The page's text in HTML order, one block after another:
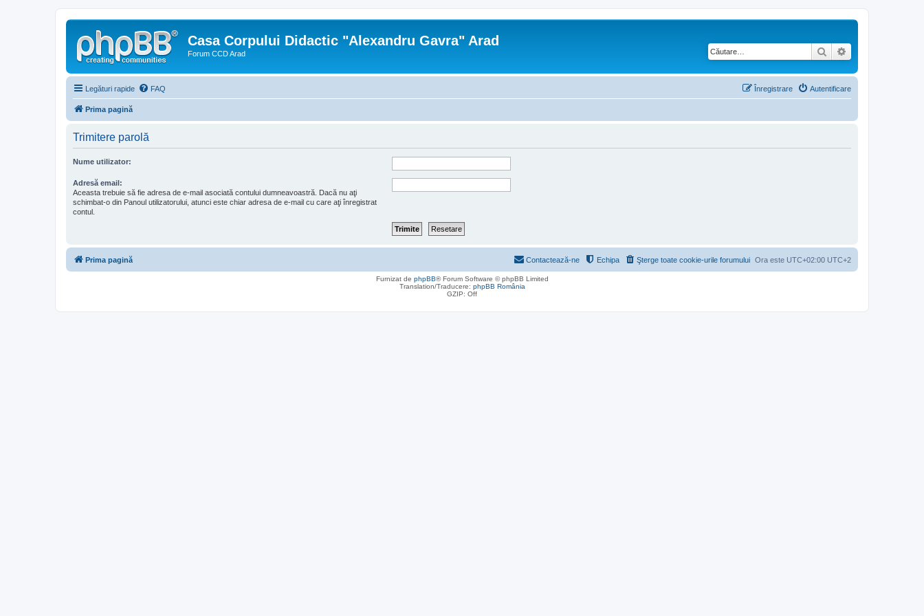
Casa Corpului Didactic "Alexandru Gavra" Arad
Forum CCD Arad Căutare
Legături rapide FAQ Autentificare
Înregistrare
Prima pagină
Trimitere parolă
Nume utilizator:
Adresă email:
Aceasta trebuie să fie adresa de e-mail asociată contului dumneavoastră. Dacă nu aţi
schimbat-o din Panoul utilizatorului, atunci este chiar adresa de e-mail cu care aţi înregistrat
contul.
Prima pagină Ora este UTC+02:00 UTC+2
Şterge toate cookie-urile forumului
Echipa
Contactează-ne
Furnizat de phpBB® Forum Software © phpBB Limited
Translation/Traducere: phpBB România
GZIP: Off